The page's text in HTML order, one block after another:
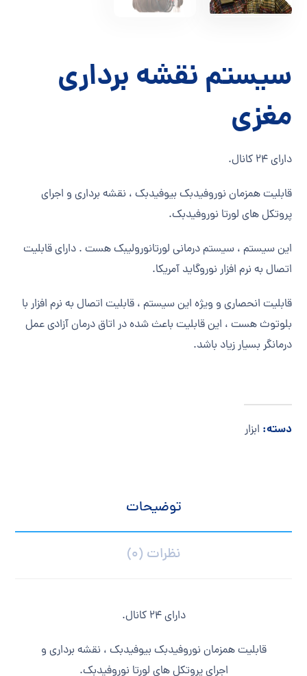
سیستم نقشه برداری
مغزی
دارای 24 کانال.
قابلیت همزمان نوروفیدبک بیوفیدبک ، نقشه برداری و اجرای
پروتکل های لورتا نوروفیدبک.
این سیستم ، سیستم درمانی لورتانورولیبک هست . دارای قابلیت
اتصال به نرم افزار نوروگاید آمریکا.
قابلیت انحصاری و ویژه این سیستم ، قابلیت اتصال به نرم افزار با
بلوتوث هست ، این قابلیت باعث شده در اتاق درمان آزادی عمل
درمانگر بسیار زیاد باشد.
دسته: ابزار
توضیحات
نظرات (0)
دارای 24 کانال.
قابلیت همزمان نوروفیدبک بیوفیدبک ، نقشه برداری و
اجرای پروتکل های لورتا نوروفیدبک.